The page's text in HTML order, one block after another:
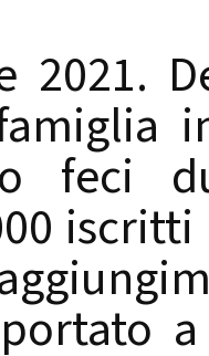
2021.
feci